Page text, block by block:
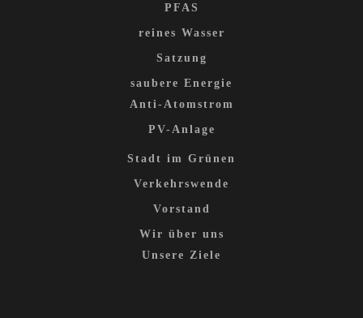
PFAS
reines Wasser
Satzung
saubere Energie
Anti-Atomstrom
PV-Anlage
Stadt im Grünen
Verkehrswende
Vorstand
Wir über uns
Unsere Ziele